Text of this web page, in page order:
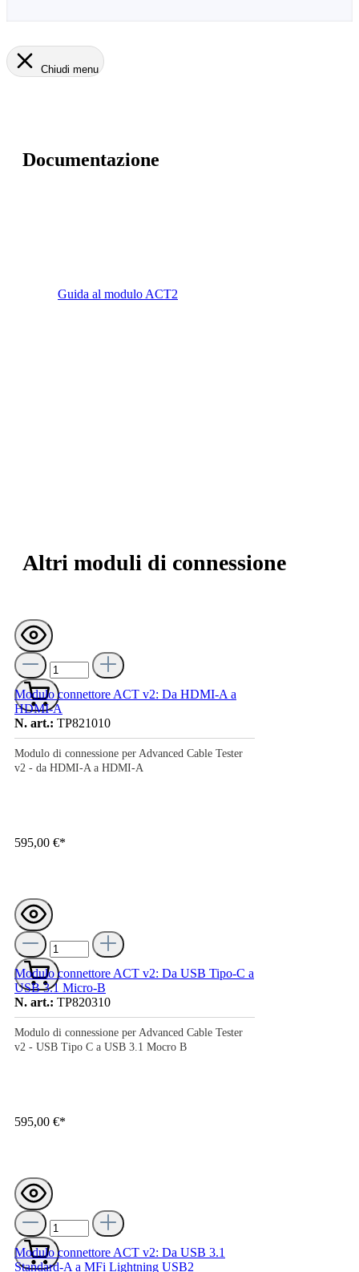
Chiudi menu
Documentazione
Guida al modulo ACT2
Altri moduli di connessione
Modulo connettore ACT v2: Da HDMI-A a
HDMI-A
N. art.: TP821010
Modulo di connessione per Advanced Cable Tester
v2 - da HDMI-A a HDMI-A
595,00 €*
Modulo connettore ACT v2: Da USB Tipo-C a
USB 3.1 Micro-B
N. art.: TP820310
Modulo di connessione per Advanced Cable Tester
v2 - USB Tipo C a USB 3.1 Mocro B
595,00 €*
Modulo connettore ACT v2: Da USB 3.1
Standard-A a MFi Lightning USB2